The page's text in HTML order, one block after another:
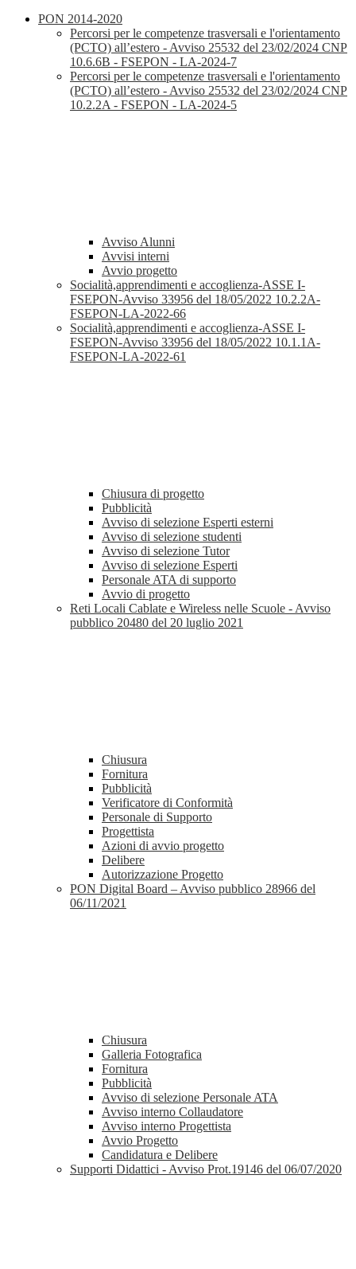
PON 2014-2020
Percorsi per le competenze trasversali e l'orientamento
(PCTO) all’estero - Avviso 25532 del 23/02/2024 CNP
10.6.6B - FSEPON - LA-2024-7
Percorsi per le competenze trasversali e l'orientamento
(PCTO) all’estero - Avviso 25532 del 23/02/2024 CNP
10.2.2A - FSEPON - LA-2024-5
Avviso Alunni
Avvisi interni
Avvio progetto
Socialità,apprendimenti e accoglienza-ASSE I-
FSEPON-Avviso 33956 del 18/05/2022 10.2.2A-
FSEPON-LA-2022-66
Socialità,apprendimenti e accoglienza-ASSE I-
FSEPON-Avviso 33956 del 18/05/2022 10.1.1A-
FSEPON-LA-2022-61
Chiusura di progetto
Pubblicità
Avviso di selezione Esperti esterni
Avviso di selezione studenti
Avviso di selezione Tutor
Avviso di selezione Esperti
Personale ATA di supporto
Avvio di progetto
Reti Locali Cablate e Wireless nelle Scuole - Avviso
pubblico 20480 del 20 luglio 2021
Chiusura
Fornitura
Pubblicità
Verificatore di Conformità
Personale di Supporto
Progettista
Azioni di avvio progetto
Delibere
Autorizzazione Progetto
PON Digital Board – Avviso pubblico 28966 del
06/11/2021
Chiusura
Galleria Fotografica
Fornitura
Pubblicità
Avviso di selezione Personale ATA
Avviso interno Collaudatore
Avviso interno Progettista
Avvio Progetto
Candidatura e Delibere
Supporti Didattici - Avviso Prot.19146 del 06/07/2020